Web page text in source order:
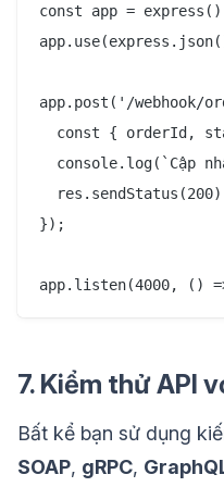
const app =
app.post('/
const { orderId,
console.log(`Cập
});
7. Kiểm thử API
Bất kể bạn sử dụng
SOAP, gRPC,